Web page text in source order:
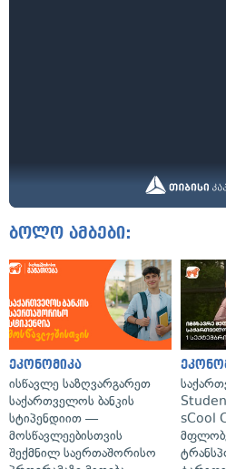
ბოლო ამბები:
ეკონომიკა
ისწავლე საზღვარგარეთ
საქართველოს ბანკის
სტიპენდიით —
მოსწავლეებისთვის
შექმნილ საერთაშორისო
sCool